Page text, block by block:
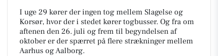
I uge 29 kører der ingen tog mellem Slagelse og
Korsør, hvor der i stedet kører togbusser. Og fra om
aftenen den 26. juli og frem til begyndelsen af
oktober er der spærret på flere strækninger mellem
Aarhus og Aalborg.